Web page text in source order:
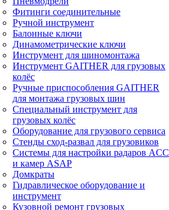
Фитинги соединительные
Ручной инструмент
Балонные ключи
Динамометрические ключи
Инструмент для шиномонтажа
Инструмент GAITHER для грузовых
колёс
Ручные приспособления GAITHER
для монтажа грузовых шин
Специальный инструмент для
грузовых колёс
Оборудование для грузового сервиса
Стенды сход-развал для грузовиков
Системы для настройки радаров ACC
и камер ASAP
Домкраты
Гидравлическое оборудование и
инструмент
Кузовной ремонт грузовых